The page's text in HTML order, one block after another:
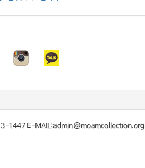
1447 E-MAIL:admin@moamcollection.org